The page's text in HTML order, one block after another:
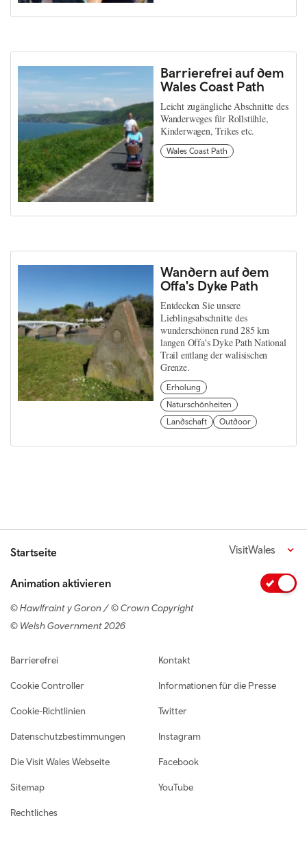
Barrierefrei auf dem
Wales Coast Path
Leicht zugängliche Abschnitte des
Wanderweges für Rollstühle,
Kinderwagen, Trikes etc.
Wales Coast Path
Wandern auf dem
Offa's Dyke Path
Entdecken Sie unsere
Lieblingsabschnitte des
wunderschönen rund 285 km
langen Offa's Dyke Path National
Trail entlang der walisischen
Grenze.
Erholung
Naturschönheiten
Landschaft
Outdoor
Startseite VisitWales
Animation aktivieren
© Hawlfraint y Goron / © Crown Copyright
© Welsh Government 2026
Footer navigation
Barrierefrei
Cookie Controller
Cookie-Richtlinien
Datenschutzbestimmungen
Die Visit Wales Webseite
Sitemap
Rechtliches
Kontakt
Informationen für die Presse
Twitter
Instagram
Facebook
YouTube